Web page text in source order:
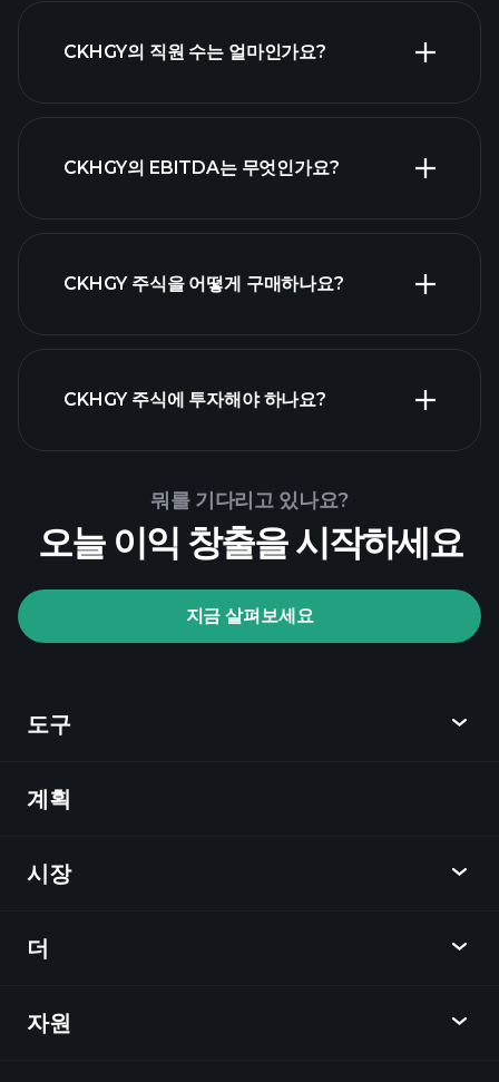
CKHGY의 직원 수는 얼마인가요?
큰 고용주 목록
CKHGY의 EBITDA는 무엇인가요?
CKHGY 주식을 어떻게 구매하나요?
Playtrade Tournaments
추천된 중개인
CKHGY 주식에 투자해야 하나요?
Playtrade Tournaments
장자 포트폴리오
뭐를 기다리고 있나요?
오늘 이익 창출을 시작하세요
지금 살펴보세요
도구
발견
차트
뉴스
학습 허브
계획
시장
개요
외환
더
제휴사가 되다
자원